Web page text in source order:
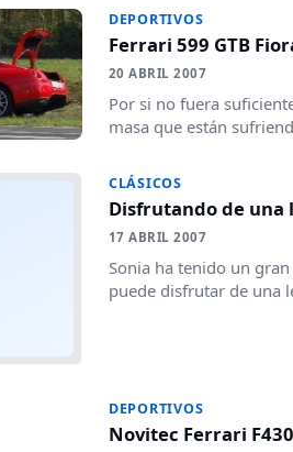
DEPORTIVOS
Ferrari 599 GTB
20 ABRIL 2007
Por si no fuera
masa que están
CLÁSICOS
Disfrutando de una
17 ABRIL 2007
Sonia ha tenido un
puede disfrutar de una
DEPORTIVOS
Novitec Ferrari F430